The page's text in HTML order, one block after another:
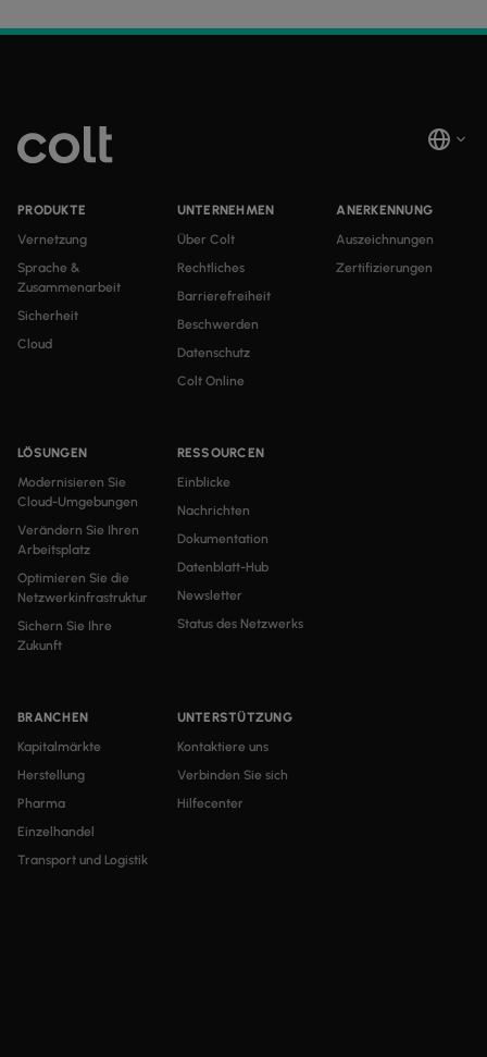
PRODUKTE
Vernetzung
Sprache &
Zusammenarbeit
Sicherheit
Cloud
LÖSUNGEN
Modernisieren Sie
Cloud-Umgebungen
Verändern Sie Ihren
Arbeitsplatz
Optimieren Sie die
Netzwerkinfrastruktur
Sichern Sie Ihre
Zukunft
BRANCHEN
Kapitalmärkte
Herstellung
Pharma
Einzelhandel
Transport und Logistik
RESSOURCEN
Einblicke
Nachrichten
Dokumentation
Datenblatt-Hub
Newsletter
Status des Netzwerks
UNTERNEHMEN
Über Colt
Rechtliches
Barrierefreiheit
Beschwerden
Datenschutz
Colt Online
UNTERSTÜTZUNG
Kontaktiere uns
Verbinden Sie sich
Hilfecenter
ANERKENNUNG
Auszeichnungen
Zertifizierungen